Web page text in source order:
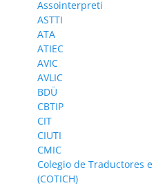
Assointerpreti
ASTTI
ATA
ATIEC
AVIC
AVLIC
BDÜ
CBTIP
CIT
CIUTI
CMIC
Colegio de Traductores
(COTICH)